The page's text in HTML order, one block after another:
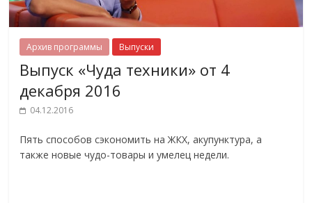
Архив программы Выпуски
Выпуск «Чуда техники» от 4
декабря 2016
04.12.2016
Пять способов сэкономить на ЖКХ, акупунктура, а
также новые чудо-товары и умелец недели.